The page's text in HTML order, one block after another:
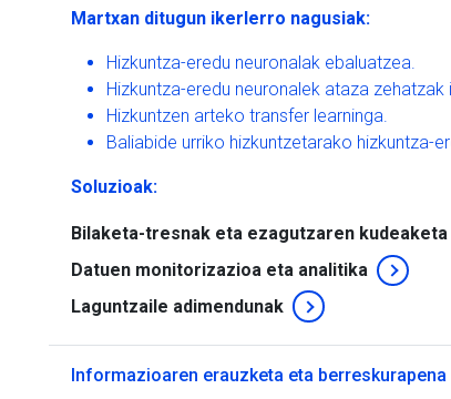
Martxan ditugun ikerlerro nagusiak:
Hizkuntza-eredu neuronalak ebaluatzea.
Hizkuntza-eredu neuronalek ataza zehatzak
Hizkuntzen arteko transfer learninga.
Baliabide urriko hizkuntzetarako hizkuntza-
Soluzioak:
Bilaketa-tresnak eta ezagutzaren kudeaketa
Datuen monitorizazioa eta analitika
Laguntzaile adimendunak
Informazioaren erauzketa eta berreskurapena